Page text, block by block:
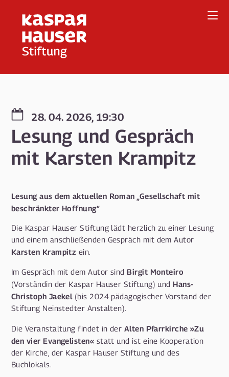
28. 04. 2026, 19:30
Lesung und Gespräch
mit Karsten Krampitz
Lesung aus dem aktuellen Roman „Gesellschaft mit
beschränkter Hoffnung“
Die Kaspar Hauser Stiftung lädt herzlich zu einer Lesung
und einem anschließenden Gespräch mit dem Autor
Karsten Krampitz ein.
Im Gespräch mit dem Autor sind Birgit Monteiro
(Vorständin der Kaspar Hauser Stiftung) und Hans-
Christoph Jaekel(bis 2024 pädagogischer Vorstand der
Stiftung Neinstedter Anstalten).
Die Veranstaltung findet in der Alten Pfarrkirche »Zu
den vier Evangelisten« statt und ist eine Kooperation
der Kirche, der Kaspar Hauser Stiftung und des
Buchlokals.